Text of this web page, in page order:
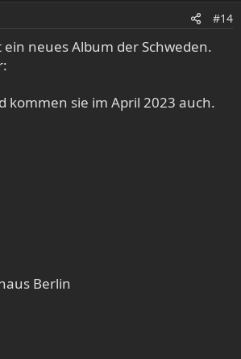
#14
neues Album der Schweden.
kommen sie im April 2023 auch.
Berlin